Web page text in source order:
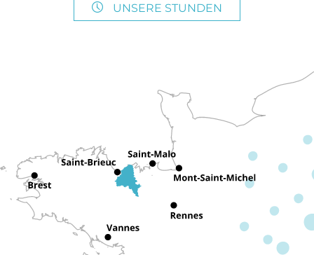
UNSERE STUNDEN